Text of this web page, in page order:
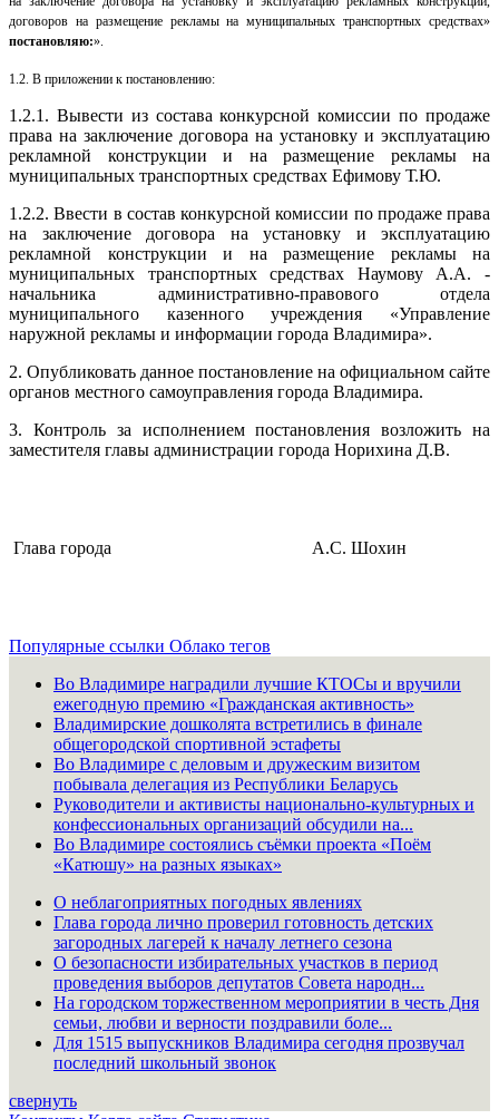
договоров на размещение рекламы на муниципальных транспортных средствах»
постановляю:».
1.2. В приложении к постановлению:
1.2.1. Вывести из состава конкурсной комиссии по продаже
права на заключение договора на установку и эксплуатацию
рекламной конструкции и на размещение рекламы на
муниципальных транспортных средствах Ефимову Т.Ю.
1.2.2. Ввести в состав конкурсной комиссии по продаже права
на заключение договора на установку и эксплуатацию
рекламной конструкции и на размещение рекламы на
муниципальных транспортных средствах Наумову А.А. -
начальника административно-правового отдела
муниципального казенного учреждения «Управление
наружной рекламы и информации города Владимира».
2. Опубликовать данное постановление на официальном сайте
органов местного самоуправления города Владимира.
3. Контроль за исполнением постановления возложить на
заместителя главы администрации города Норихина Д.В.
Глава города А.С. Шохин
Популярные ссылки Облако тегов
Во Владимире наградили лучшие КТОСы и вручили
ежегодную премию «Гражданская активность»
Владимирские дошколята встретились в финале
общегородской спортивной эстафеты
Во Владимире с деловым и дружеским визитом
побывала делегация из Республики Беларусь
Руководители и активисты национально-культурных и
конфессиональных организаций обсудили на...
Во Владимире состоялись съёмки проекта «Поём
«Катюшу» на разных языках»
О неблагоприятных погодных явлениях
Глава города лично проверил готовность детских
загородных лагерей к началу летнего сезона
О безопасности избирательных участков в период
проведения выборов депутатов Совета народн...
На городском торжественном мероприятии в честь Дня
семьи, любви и верности поздравили боле...
Для 1515 выпускников Владимира сегодня прозвучал
последний школьный звонок
свернуть